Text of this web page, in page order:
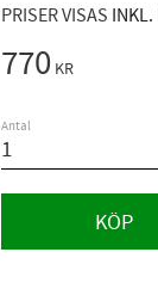
PRISER VISAS INKL.
770 KR
Antal
KÖP